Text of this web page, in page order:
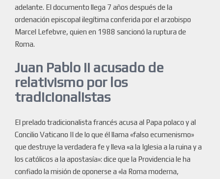
adelante. El documento llega 7 años después de la
ordenación episcopal ilegítima conferida por el arzobispo
Marcel Lefebvre, quien en 1988 sancionó la ruptura de
Roma.
Juan Pablo II acusado de
relativismo por los
tradicionalistas
El prelado tradicionalista francés acusa al Papa polaco y al
Concilio Vaticano II de lo que él llama «falso ecumenismo»
que destruye la verdadera fe y lleva «a la Iglesia a la ruina y a
los católicos a la apostasía»: dice que la Providencia le ha
confiado la misión de oponerse a «la Roma moderna,